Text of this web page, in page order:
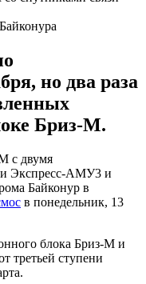
но два раза
Бриз-М.
с двумя
Экспресс-АМУ3 и
Байконур в
в понедельник, 13
блока Бриз-М и
третьей ступени